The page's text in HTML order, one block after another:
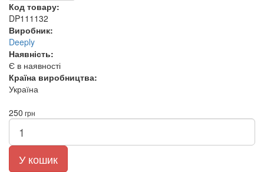
Код товару:
DP111132
Виробник:
Deeply
Наявність:
Є в наявності
Країна виробництва:
Україна
250 грн
У кошик